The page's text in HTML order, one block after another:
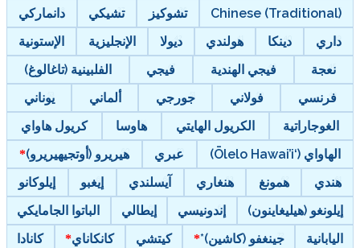
Chinese (Traditional)
تشوكيز تشيكي
دانماركي
داري
دينكا هولندي ديولا الإنجليزية
الإستونية
نعجة
فيجي الهندية فيجي
الفلبينية (تاغالوغ)
فرنسي
فولاني جورجي ألماني
يوناني
الغوجاراتية
الكريول الهايتي هاوسا
كريول هاواي
الهاواي (‘Ōlelo Hawai’i)
عبري
هيريرو (أوتجيهيريرو)
هندي
همونغ هنغاري آيسلندي إيغبو
إيلوكانو
إيلونغو (هيليغاينون)
إندونيسي إيطالي
الباتوا الجامايكي
اليابانية
جينغفو (كاشين)* كيتشي كانكاناي
كانادا